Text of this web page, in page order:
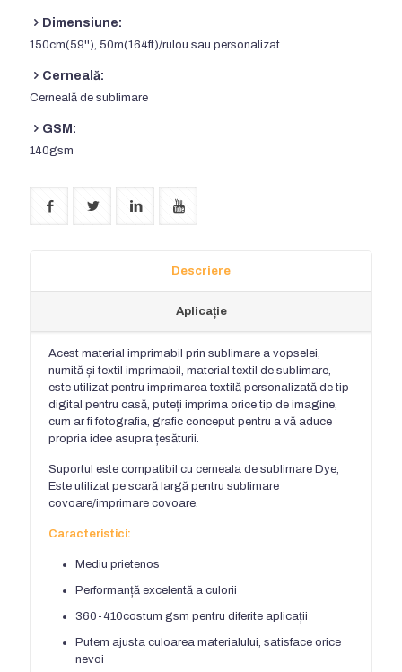
Dimensiune:
150cm(59''), 50m(164ft)/rulou sau personalizat
Cerneală:
Cerneală de sublimare
GSM:
140gsm
Descriere
Aplicație
Acest material imprimabil prin sublimare a vopselei,
numită și textil imprimabil, material textil de sublimare,
este utilizat pentru imprimarea textilă personalizată de tip
digital pentru casă, puteți imprima orice tip de imagine,
cum ar fi fotografia, grafic conceput pentru a vă aduce
propria idee asupra țesăturii.
Suportul este compatibil cu cerneala de sublimare Dye,
Este utilizat pe scară largă pentru sublimare
covoare/imprimare covoare.
Caracteristici:
Mediu prietenos
Performanță excelentă a culorii
360-410costum gsm pentru diferite aplicații
Putem ajusta culoarea materialului, satisface orice
nevoi